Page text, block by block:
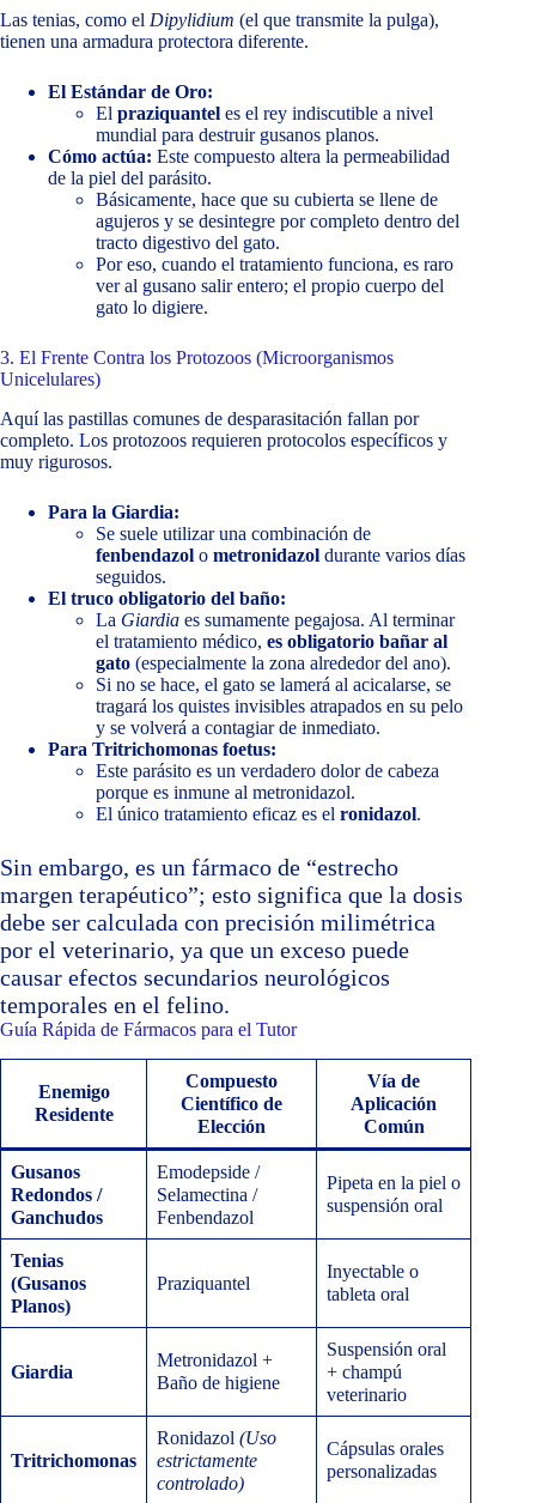
Las tenias, como el Dipylidium (el que transmite la pulga),
tienen una armadura protectora diferente.
El Estándar de Oro:
El praziquantel es el rey indiscutible a nivel
mundial para destruir gusanos planos.
Cómo actúa: Este compuesto altera la permeabilidad
de la piel del parásito.
Básicamente, hace que su cubierta se llene de
agujeros y se desintegre por completo dentro del
tracto digestivo del gato.
Por eso, cuando el tratamiento funciona, es raro
ver al gusano salir entero; el propio cuerpo del
gato lo digiere.
3. El Frente Contra los Protozoos (Microorganismos
Unicelulares)
Aquí las pastillas comunes de desparasitación fallan por
completo. Los protozoos requieren protocolos específicos y
muy rigurosos.
Para la Giardia:
Se suele utilizar una combinación de
fenbendazol o metronidazol durante varios días
seguidos.
El truco obligatorio del baño:
La Giardia es sumamente pegajosa. Al terminar
el tratamiento médico, es obligatorio bañar al
gato (especialmente la zona alrededor del ano).
Si no se hace, el gato se lamerá al acicalarse, se
tragará los quistes invisibles atrapados en su pelo
y se volverá a contagiar de inmediato.
Para Tritrichomonas foetus:
Este parásito es un verdadero dolor de cabeza
porque es inmune al metronidazol.
El único tratamiento eficaz es el ronidazol.
Sin embargo, es un fármaco de “estrecho
margen terapéutico”; esto significa que la dosis
debe ser calculada con precisión milimétrica
por el veterinario, ya que un exceso puede
causar efectos secundarios neurológicos
temporales en el felino.
Guía Rápida de Fármacos para el Tutor
Enemigo
Residente
Compuesto
Científico de
Elección
Vía de
Aplicación
Común
Gusanos
Redondos /
Ganchudos
Emodepside /
Selamectina /
Fenbendazol
Pipeta en la piel o
suspensión oral
Tenias
(Gusanos
Planos)
Praziquantel
Inyectable o
tableta oral
Giardia
Metronidazol +
Baño de higiene
Suspensión oral
+ champú
veterinario
Tritrichomonas
Ronidazol (Uso
estrictamente
controlado)
Cápsulas orales
personalizadas